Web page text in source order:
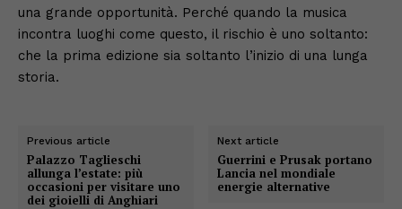
una grande opportunità. Perché quando la musica
incontra luoghi come questo, il rischio è uno soltanto:
che la prima edizione sia soltanto l’inizio di una lunga
storia.
Previous article
Palazzo Taglieschi
allunga l’estate: più
occasioni per visitare uno
dei gioielli di Anghiari
Next article
Guerrini e Prusak portano
Lancia nel mondiale
energie alternative